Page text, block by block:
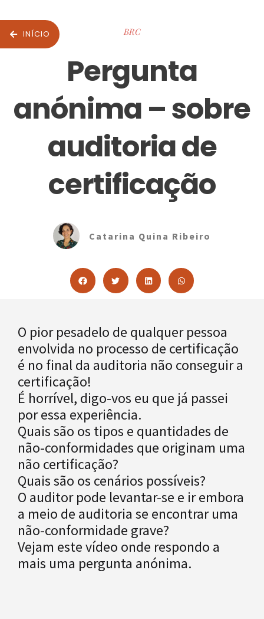
INÍCIO BRC
Pergunta
anónima – sobre
auditoria de
certificação
Catarina Quina Ribeiro
O pior pesadelo de qualquer pessoa
envolvida no processo de certificação
é no final da auditoria não conseguir a
certificação!
É horrível, digo-vos eu que já passei
por essa experiência.
Quais são os tipos e quantidades de
não-conformidades que originam uma
não certificação?
Quais são os cenários possíveis?
O auditor pode levantar-se e ir embora
a meio de auditoria se encontrar uma
não-conformidade grave?
Vejam este vídeo onde respondo a
mais uma pergunta anónima.